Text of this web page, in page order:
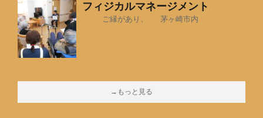
フィジカルマネージメント
ご縁があり、 茅ヶ崎市内
→もっと見る